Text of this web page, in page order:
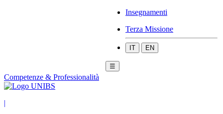
Insegnamenti
Terza Missione
IT EN
☰
Competenze & Professionalità
|